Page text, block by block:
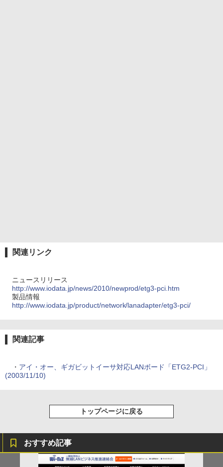
関連リンク
ニュースリリース
http://www.iodata.jp/news/2010/newprod/etg3-pci.htm
製品情報
http://www.iodata.jp/product/network/lanadapter/etg3-pci/
関連記事
・ アイ・オー、ギガビットイーサ対応LANボード「ETG2-PCI」
(2003/11/10)
トップページに戻る
おすすめ記事